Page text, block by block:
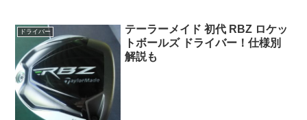
ドライバー
テーラーメイド 初代 RBZ ロケッ
トボールズ ドライバー！仕様別
解説も